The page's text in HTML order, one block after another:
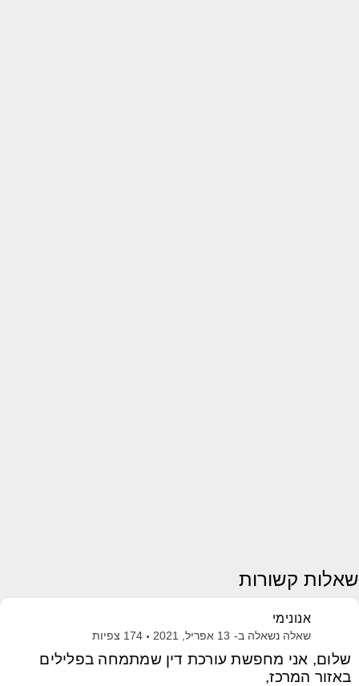
שאלות קשורות
אנונימי
שאלה נשאלה ב- 13 אפריל, 2021 174 צפיות
שלום, אני מחפשת עורכת דין שמתמחה בפלילים
באזור המרכז,